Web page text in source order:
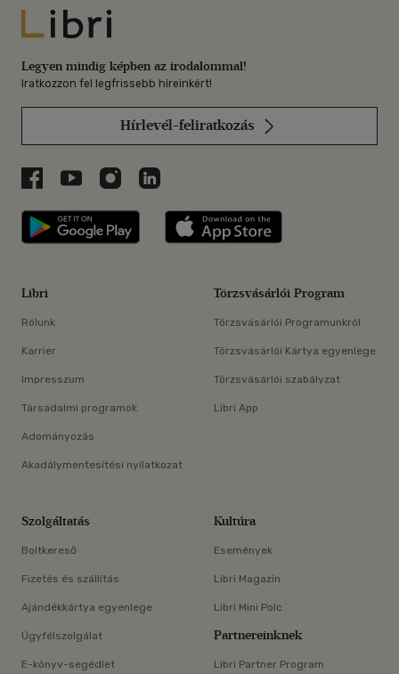
Libri
Legyen mindig képben az irodalommal!
Iratkozzon fel legfrissebb híreinkért!
Hírlevél-feliratkozás
Libri a Facebookon
Libri a Youtube-on
Libri az Instagramon
Libri a LinkedInen
Libri applikáció Szerezd meg: Google
Libri
Rólunk
Karrier
Impresszum
Társadalmi programok
Adományozás
Akadálymentesítési nyilatkozat
Törzsvásárlói Program
Törzsvásárlói Programunkról
Törzsvásárlói Kártya egyenlege
Törzsvásárlói szabályzat
Libri App
Szolgáltatás
Boltkereső
Fizetés és szállítás
Ajándékkártya egyenlege
Ügyfélszolgálat
E-könyv-segédlet
Kultúra
Események
Libri Magazin
Libri Mini Polc
Partnereinknek
Libri Partner Program